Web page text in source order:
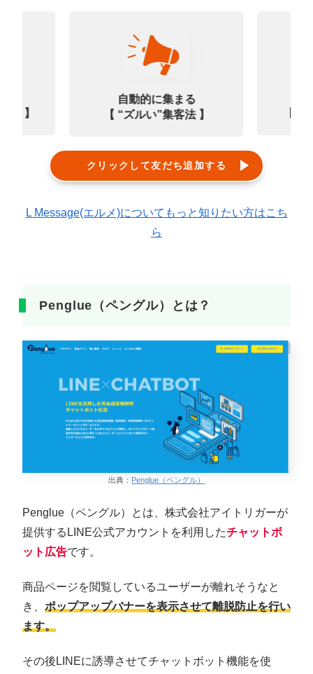
選 】
自動的に集まる
【 “ズルい”集客法 】
クリックして友だち追加する
L Message(エルメ)についてもっと知りたい方はこち
ら
Penglue（ペングル）とは？
出典： Penglue（ペングル）
Penglue（ペングル）とは、株式会社アイトリガーが
提供するLINE公式アカウントを利用したチャットボ
ット広告です。
商品ページを閲覧しているユーザーが離れそうなと
き、 ポップアップバナーを表示させて離脱防止を行い
ます。
その後LINEに誘導させてチャットボット機能を使